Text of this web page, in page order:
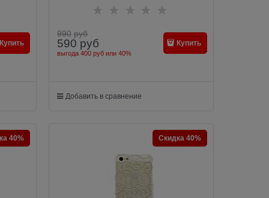
Купить
990 руб
590 руб
выгода 400 рубили 40%
Купить
Добавить в сравнение
40% Скидка 40%